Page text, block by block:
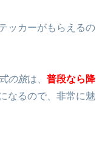
ッカーがもらえるの
の旅は、 普段なら降
なるので、非常に魅